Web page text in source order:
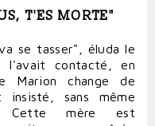
T'ES MORTE"
se tasser", éluda le
l'avait contacté, en
Marion change de
sans même
Cette mère est